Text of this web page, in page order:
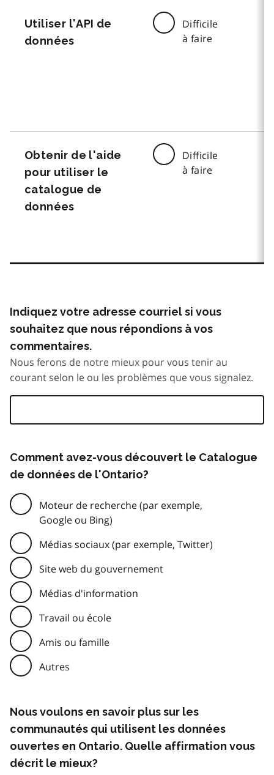
Utiliser l'API de
données
Difficile
à faire
Obtenir de l'aide
pour utiliser le
catalogue de
données
Difficile
à faire
Indiquez votre adresse courriel si vous
souhaitez que nous répondions à vos
commentaires.
Nous ferons de notre mieux pour vous tenir au
courant selon le ou les problèmes que vous signalez.
Comment avez-vous découvert le Catalogue
de données de l'Ontario?
Moteur de recherche (par exemple,
Google ou Bing)
Médias sociaux (par exemple, Twitter)
Site web du gouvernement
Médias d'information
Travail ou école
Amis ou famille
Autres
Nous voulons en savoir plus sur les
communautés qui utilisent les données
ouvertes en Ontario. Quelle affirmation vous
décrit le mieux?